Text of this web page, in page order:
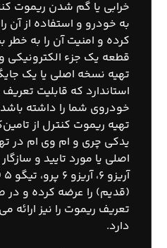
خرابی یا گم شدن ریموت
به خودرو و استفاده از آن
کرده و امنیت آن را به خطر
قطعه یک جزء الکترونیکی
تهیه نسخه اصلی یا یک
استاندارد که قابلیت
خودروی شما را داشته
تهیه ریموت کنترل از
یدکی چری و ام وی ام در
(قدیم) را عرضه کرده و در
تعریف ریموت را نیز ارائه
دارد.